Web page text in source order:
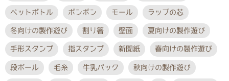
ペットボトル ポンポン モール ラップの芯
冬向けの製作遊び 割り箸 壁面 夏向けの製作遊び
手形スタンプ 指スタンプ 新聞紙 春向けの製作遊び
段ボール 毛糸 牛乳パック 秋向けの製作遊び